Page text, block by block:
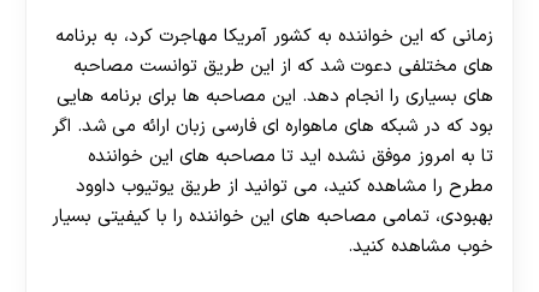
زمانی که این خواننده به کشور آمریکا مهاجرت کرد، به برنامه
های مختلفی دعوت شد که از این طریق توانست مصاحبه
های بسیاری را انجام دهد. این مصاحبه ها برای برنامه هایی
بود که در شبکه های ماهواره ای فارسی زبان ارائه می شد. اگر
تا به امروز موفق نشده اید تا مصاحبه های این خواننده
مطرح را مشاهده کنید، می توانید از طریق یوتیوب داوود
بهبودی، تمامی مصاحبه های این خواننده را با کیفیتی بسیار
خوب مشاهده کنید.